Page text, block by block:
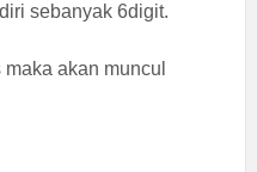
sebanyak 6digit.
akan muncul